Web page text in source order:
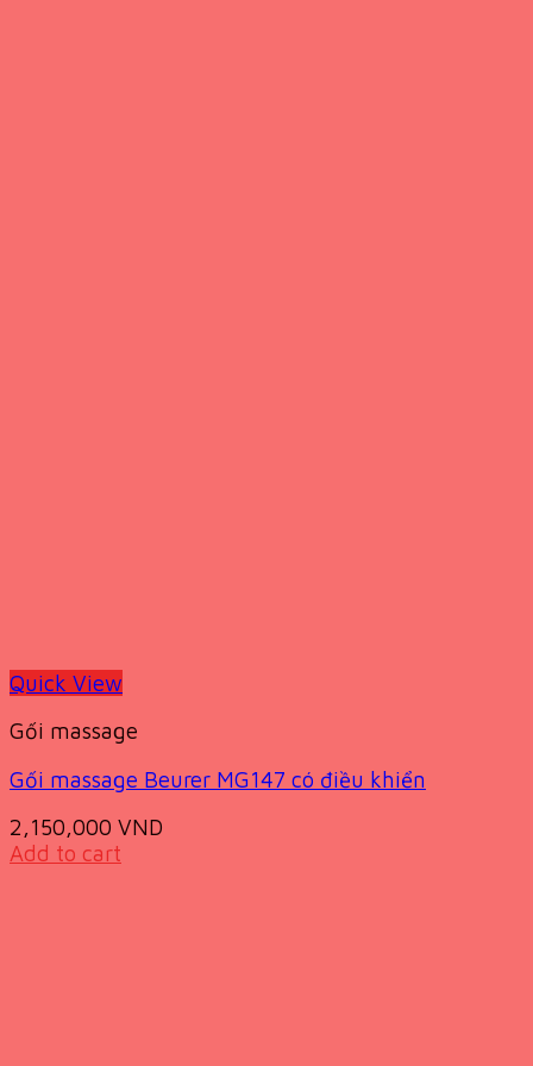
Quick View
Gối massage
Gối massage Beurer MG147 có điều khiển
2,150,000 VND
Add to cart